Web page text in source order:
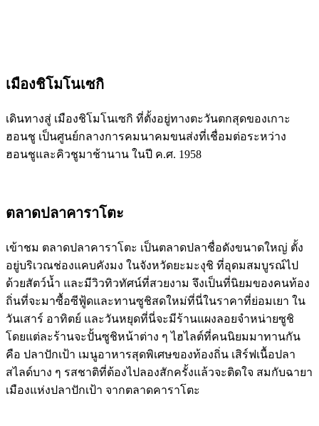
เมืองชิโมโนเซกิ
เดินทางสู่ เมืองชิโมโนเซกิ ที่ตั้งอยู่ทางตะวันตกสุดของเกาะ
ฮอนชู เป็นศูนย์กลางการคมนาคมขนส่งที่เชื่อมต่อระหว่าง
ฮอนชูและคิวชูมาช้านาน ในปี ค.ศ. 1958
ตลาดปลาคาราโตะ
เข้าชม ตลาดปลาคาราโตะ เป็นตลาดปลาชื่อดังขนาดใหญ่ ตั้ง
อยู่บริเวณช่องแคบคังมง ในจังหวัดยะมะงุชิ ที่อุดมสมบูรณ์ไป
ด้วยสัตว์น้ำ และมีวิวทิวทัศน์ที่สวยงาม จึงเป็นที่นิยมของคนท้อง
ถิ่นที่จะมาซื้อซีฟู้ดและทานซูชิสดใหม่ที่นี่ในราคาที่ย่อมเยา ใน
วันเสาร์ อาทิตย์ และวันหยุดที่นี่จะมีร้านแผงลอยจำหน่ายซูชิ
โดยแต่ละร้านจะปั้นซูชิหน้าต่าง ๆ ไฮไลต์ที่คนนิยมมาทานกัน
คือ ปลาปักเป้า เมนูอาหารสุดพิเศษของท้องถิ่น เสิร์ฟเนื้อปลา
สไลด์บาง ๆ รสชาติที่ต้องไปลองสักครั้งแล้วจะติดใจ สมกับฉายา
เมืองแห่งปลาปักเป้า จากตลาดคาราโตะ